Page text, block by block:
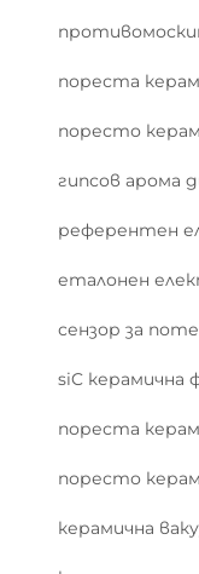
пореста
поресто
гипсов арома
референтен
еталонен
сензор за
siC
пореста
поресто
керамична